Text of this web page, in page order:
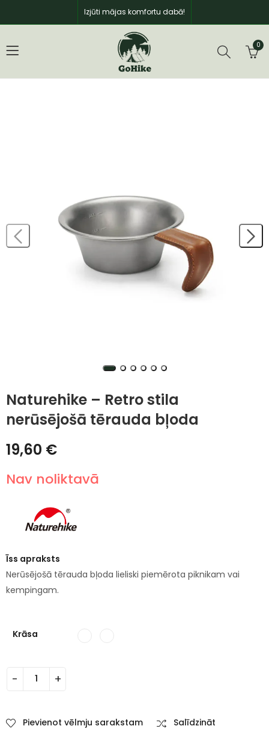
Izjūti mājas komfortu dabā!
0
Naturehike – Retro stila
nerūsējošā tērauda bļoda
19,60 €
Nav noliktavā
Īss apraksts
Nerūsējošā tērauda bļoda lieliski piemērota piknikam vai
kempingam.
Krāsa
Pievienot vēlmju sarakstam Salīdzināt